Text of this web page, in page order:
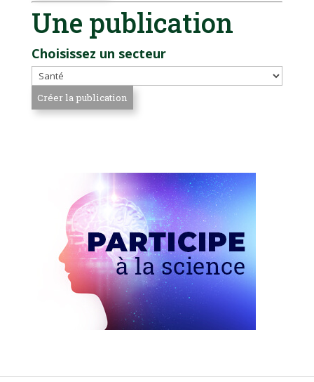
Une publication
Choisissez un secteur